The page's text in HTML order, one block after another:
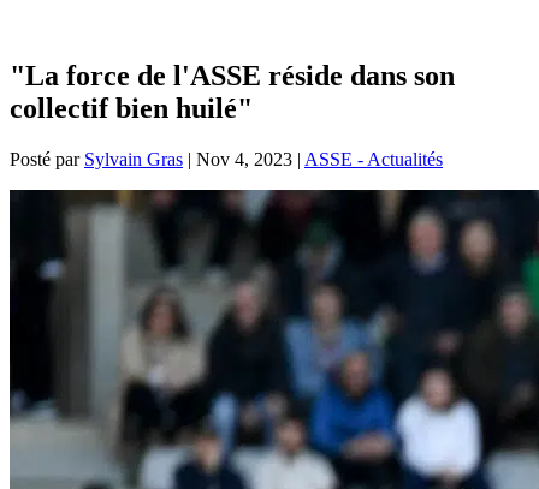
"La force de l'ASSE réside dans son
collectif bien huilé"
Posté par Sylvain Gras | Nov 4, 2023 | ASSE - Actualités